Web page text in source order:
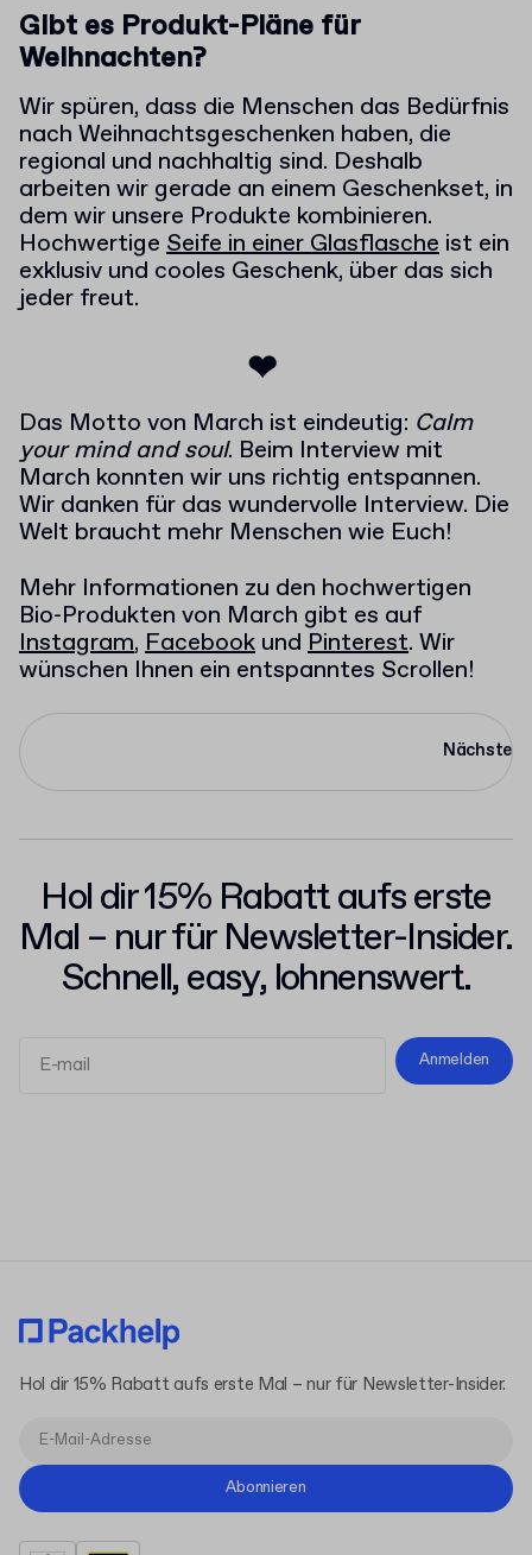
Gibt es Produkt-Pläne für
Weihnachten?
Wir spüren, dass die Menschen das Bedürfnis
nach Weihnachtsgeschenken haben, die
regional und nachhaltig sind. Deshalb
arbeiten wir gerade an einem Geschenkset, in
dem wir unsere Produkte kombinieren.
Hochwertige Seife in einer Glasflasche ist ein
exklusiv und cooles Geschenk, über das sich
jeder freut.
❤
Das Motto von March ist eindeutig: Calm
your mind and soul. Beim Interview mit
March konnten wir uns richtig entspannen.
Wir danken für das wundervolle Interview. Die
Welt braucht mehr Menschen wie Euch!
Mehr Informationen zu den hochwertigen
Bio-Produkten von March gibt es auf
Instagram, Facebook und Pinterest. Wir
wünschen Ihnen ein entspanntes Scrollen!
Nächste
Hol dir 15% Rabatt aufs erste
Mal – nur für Newsletter-Insider.
Schnell, easy, lohnenswert.
Anmelden
Hol dir 15% Rabatt aufs erste Mal – nur für Newsletter-Insider.
Abonnieren